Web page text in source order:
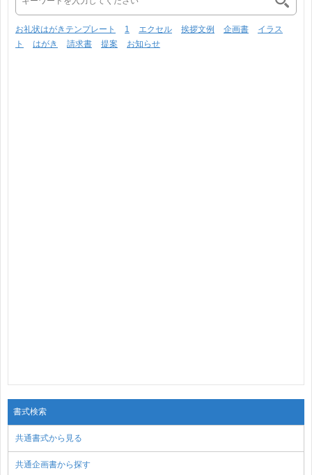
お礼状はがきテンプレート 1 エクセル 挨拶文例 企画書
イラス
ト
はがき 請求書 提案 お知らせ
書式検索
共通書式から見る
共通企画書から探す